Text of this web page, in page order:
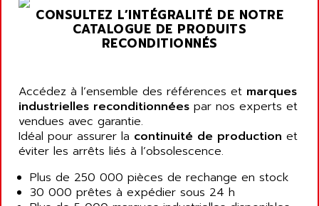
TEXT DISPLAY
SIMATIC S5 115U
SMTBD1
SMT
SMTB
SMT-BSI
CE65
AIXIA SYSTEMES
AJC BATTERY
AJHUA TECHNOLOGY
AK ELECTRONIQUE
AKA
AKER
AKIM AG
AKKU
AKO
CONSULTEZ L’INTÉGRALITÉ DE NOTRE
CATALOGUE DE PRODUITS
RECONDITIONNÉS
Accédez à l’ensemble des références et marques
industrielles reconditionnées par nos experts et
vendues avec garantie.
Idéal pour assurer la continuité de production et
éviter les arrêts liés à l’obsolescence.
Plus de 250 000 pièces de rechange en stock
30 000 prêtes à expédier sous 24 h